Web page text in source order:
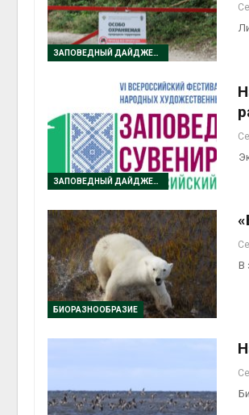
ЗАПОВЕДНЫЙ ДАЙДЖЕСТ
ЗАПОВЕДНЫЙ ДАЙДЖЕСТ
БИОРАЗНООБРАЗИЕ
В